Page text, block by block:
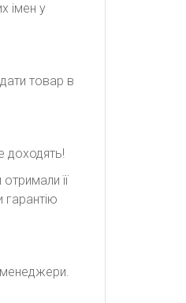
імен у
товар в
доходять!
її
менеджери.